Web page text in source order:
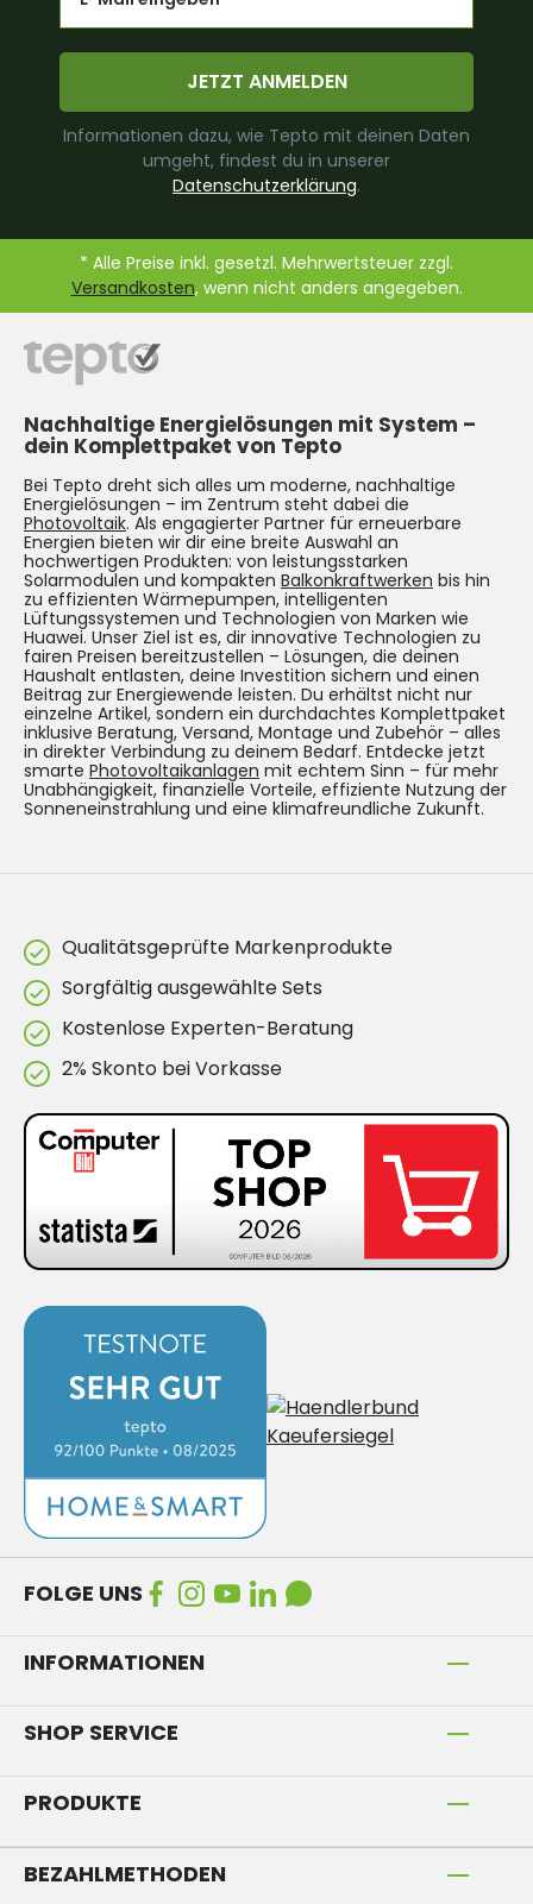
JETZT ANMELDEN
Informationen dazu, wie Tepto mit deinen Daten
umgeht, findest du in unserer
Datenschutzerklärung.
* Alle Preise inkl. gesetzl. Mehrwertsteuer zzgl.
Versandkosten, wenn nicht anders angegeben.
Nachhaltige Energielösungen mit System –
dein Komplettpaket von Tepto
Bei Tepto dreht sich alles um moderne, nachhaltige
Energielösungen – im Zentrum steht dabei die
Photovoltaik. Als engagierter Partner für erneuerbare
Energien bieten wir dir eine breite Auswahl an
hochwertigen Produkten: von leistungsstarken
Solarmodulen und kompakten Balkonkraftwerken bis hin
zu effizienten Wärmepumpen, intelligenten
Lüftungssystemen und Technologien von Marken wie
Huawei. Unser Ziel ist es, dir innovative Technologien zu
fairen Preisen bereitzustellen – Lösungen, die deinen
Haushalt entlasten, deine Investition sichern und einen
Beitrag zur Energiewende leisten. Du erhältst nicht nur
einzelne Artikel, sondern ein durchdachtes Komplettpaket
inklusive Beratung, Versand, Montage und Zubehör – alles
in direkter Verbindung zu deinem Bedarf. Entdecke jetzt
smarte Photovoltaikanlagen mit echtem Sinn – für mehr
Unabhängigkeit, finanzielle Vorteile, effiziente Nutzung der
Sonneneinstrahlung und eine klimafreundliche Zukunft.
Qualitätsgeprüfte Markenprodukte
Sorgfältig ausgewählte Sets
Kostenlose Experten-Beratung
2% Skonto bei Vorkasse
FOLGE UNS
INFORMATIONEN
SHOP SERVICE
PRODUKTE
BEZAHLMETHODEN